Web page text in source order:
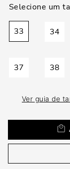
33 34
37 38
Ver guia de